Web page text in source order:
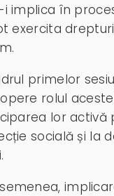
implica în
exercita
primelor
rolul
lor activă
socială și la